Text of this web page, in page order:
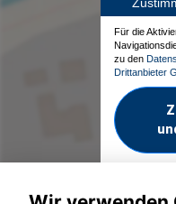
Für die
zu den
Drittanbieter